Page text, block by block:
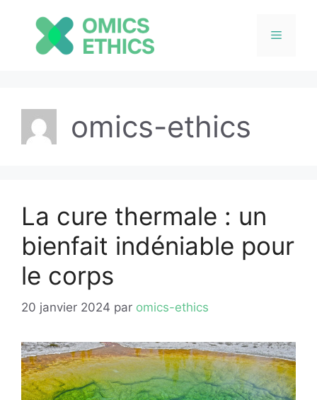
contenu
Menu
omics-ethics
La cure thermale : un
bienfait indéniable pour
le corps
20 janvier 2024 par omics-ethics